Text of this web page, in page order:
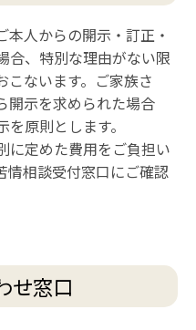
人からの開示・訂正・
合、特別な理由がない限
こないます。ご家族さ
開示を求められた場合
原則とします。
に定めた費用をご負担い
情相談受付窓口にご確認
せ窓口